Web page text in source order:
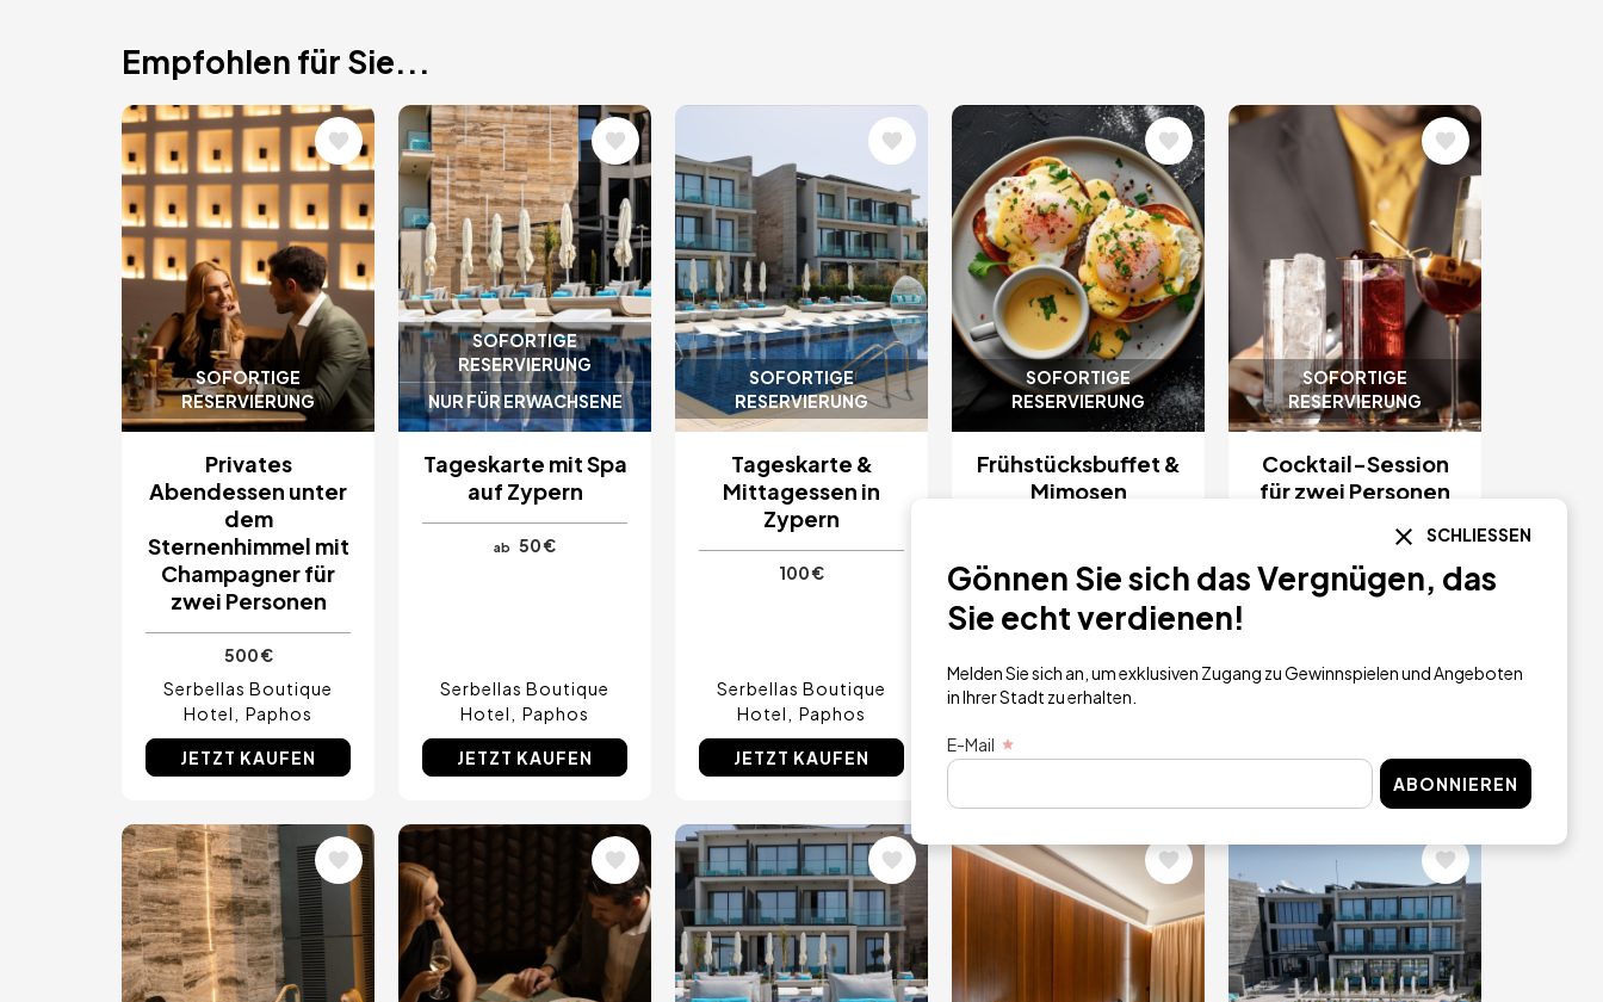
Empfohlen für Sie...
SOFORTIGE
RESERVIERUNG
Bild
Privates
Abendessen unter
dem
Sternenhimmel mit
Champagner für
zwei Personen
500 €
Serbellas Boutique
Hotel
Paphos
JETZT KAUFEN
SOFORTIGE
RESERVIERUNG
NUR FÜR ERWACHSENE
Bild
Tageskarte mit Spa
auf Zypern
ab 50 €
Serbellas Boutique
Hotel
Paphos
JETZT KAUFEN
SOFORTIGE
RESERVIERUNG
Tageskarte &
Mittagessen in
Zypern
100 €
Serbellas Boutique
Hotel
Paphos
JETZT KAUFEN
SOFORTIGE
RESERVIERUNG
Bild
Frühstücksbuffet &
Mimosen
Serbellas Boutique
JETZT KAUFEN
SOFORTIGE
RESERVIERUNG
Bild
Cocktail-Session
für zwei Personen
Serbellas Boutique
JETZT KAUFEN
Bild Bild Bild Bild Bild
SCHLIESSEN
Gönnen Sie sich das Vergnügen, das
Sie echt verdienen!
Melden Sie sich an, um exklusiven Zugang zu Gewinnspielen und Angeboten
in Ihrer Stadt zu erhalten.
E-Mail
ABONNIEREN